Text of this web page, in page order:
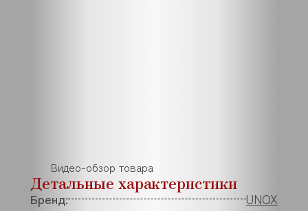
Видео-обзор товара
Детальные характеристики
Бренд:
UNOX